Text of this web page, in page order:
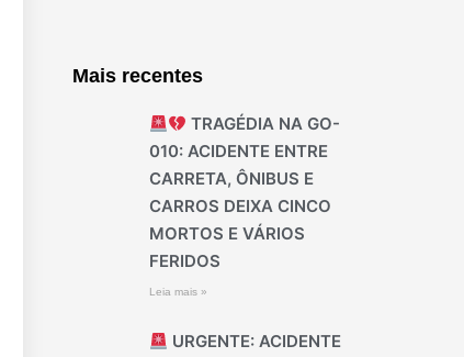
Mais recentes
TRAGÉDIA NA GO-
010: ACIDENTE ENTRE
CARRETA, ÔNIBUS E
CARROS DEIXA CINCO
MORTOS E VÁRIOS
FERIDOS
Leia mais »
URGENTE: ACIDENTE